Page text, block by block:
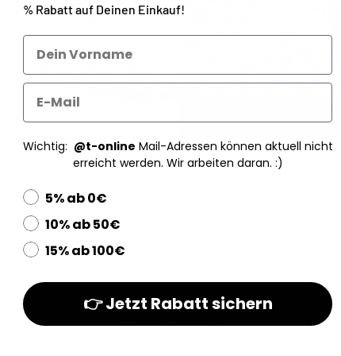
% Rabattauf Deinen Einkauf!
Wichtig: @t-online Mail-Adressen können aktuell nicht
erreicht werden. Wir arbeiten daran. :)
5% ab 0€
10% ab 50€
15% ab 100€
👉 Jetzt Rabatt sichern